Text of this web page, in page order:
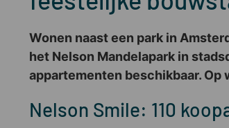
Wonen naast een park in
het Nelson Mandelapark in
appartementen beschikbaar. Op
Nelson Smile: 110